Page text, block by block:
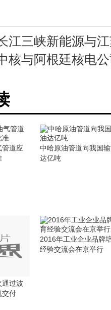
江三峡新能源与
核与阿根廷核电
管道应
中哈原油管道向我国
达亿吨
通过波
交付
2016年工业企业品牌
经验交流会在京举行